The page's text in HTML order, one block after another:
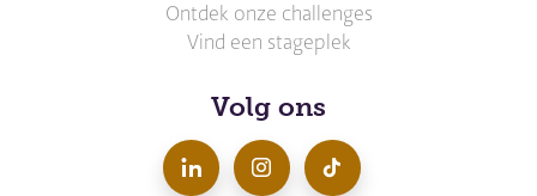
Ontdek onze challenges
Vind een stageplek
Volg ons